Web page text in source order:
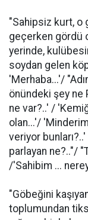
"Sahipsiz kurt, o
geçerken gördü
yerinde,
soydan gelen
'Merhaba...'/
önündeki şey ne
ne var?..' /
olan...'/
veriyor
parlayan ne?.."/
/'Sahibim ...
"Göbeğini
toplumundan